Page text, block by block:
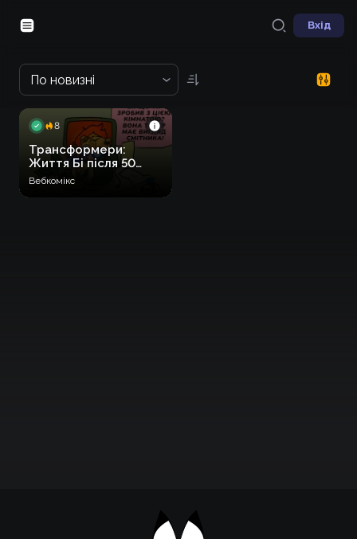
Вхід
По новизні
8
Трансформери:
Життя Бі після 50
підрівня
Вебкомікс
крутих нововведень